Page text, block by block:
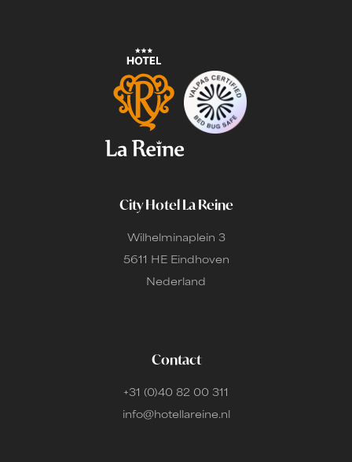
City Hotel La Reine
Wilhelminaplein 3
5611 HE Eindhoven
Nederland
Contact
+31 (0)40 82 00 311
info@hotellareine.nl